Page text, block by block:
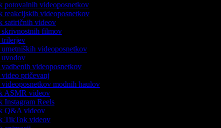
potovalnih videoposnetkov
reakcijskih videoposnetkov
satiričnih videov
skrivnostnih filmov
trilerjev
umetniških videoposnetkov
uvodov
vadbenih videoposnetkov
video pričevanj
videoposnetkov modnih haulov
ASMR videov
Instagram Reels
Q&A videov
TikTok videov